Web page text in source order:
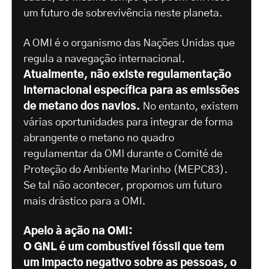
um futuro de sobrevivência neste planeta.
A OMI é o organismo das Nações Unidas que
regula a navegação internacional.
Atualmente, não existe regulamentação
internacional específica para as emissões
de metano dos navios. No entanto, existem
várias oportunidades para integrar de forma
abrangente o metano no quadro
regulamentar da OMI durante o Comité de
Proteção do Ambiente Marinho (MEPC83).
Se tal não acontecer, propomos um futuro
mais drástico para a OMI.
Apelo à ação na OMI:
O GNL é um combustível fóssil que tem
um impacto negativo sobre as pessoas, o